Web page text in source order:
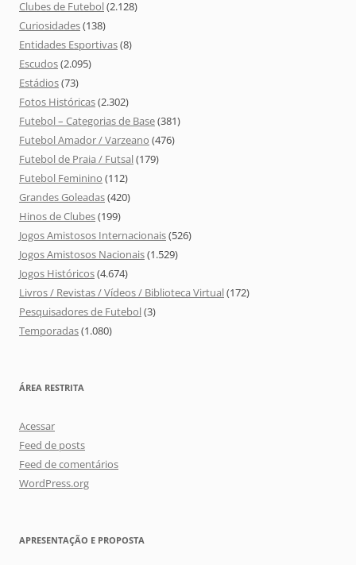
Clubes de Futebol(2.128)
Curiosidades(138)
Entidades Esportivas(8)
Escudos(2.095)
Estádios(73)
Fotos Históricas(2.302)
Futebol – Categorias de Base(381)
Futebol Amador / Varzeano (476)
Futebol de Praia / Futsal(179)
Futebol Feminino (112)
Grandes Goleadas(420)
Hinos de Clubes(199)
Jogos Amistosos Internacionais(526)
Jogos Amistosos Nacionais(1.529)
Jogos Históricos(4.674)
Livros / Revistas / Vídeos / Biblioteca Virtual(172)
Pesquisadores de Futebol(3)
Temporadas(1.080)
ÁREA RESTRITA
Acessar
Feed de posts
Feed de comentários
WordPress.org
APRESENTAÇÃO E PROPOSTA